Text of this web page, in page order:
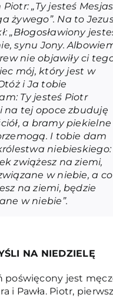
„Ty jesteś
żywego”. Na to
„Błogosławiony
synu Jony.
nie objawiły ci
mój, który jest w
i Ja tobie
Ty jesteś Piotr
na tej opoce zbuduję
a bramy piekielne
I tobie dam
niebieskiego:
zwiążesz na ziemi,
w niebie, a co
na ziemi, będzie
w niebie”.
NA NIEDZIELĘ
poświęcony jest
i Pawła. Piotr,